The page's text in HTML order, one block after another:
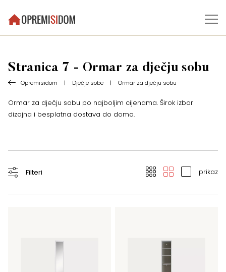
Stranica 7 - Ormar za dječju sobu
Opremisidom | Dječje sobe | Ormar za dječju sobu
Ormar za dječju sobu po najboljim cijenama. Širok izbor
dizajna i besplatna dostava do doma.
Filteri prikaz